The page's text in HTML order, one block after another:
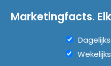
Marketingfacts.